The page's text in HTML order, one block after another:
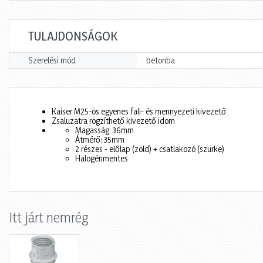
TULAJDONSÁGOK
Szerelési mód betonba
Kaiser M25-ös egyenes fali- és mennyezeti kivezető
Zsaluzatra rögzíthető kivezető idom
Magasság: 36mm
Átmérő: 35mm
2 részes - előlap (zöld) + csatlakozó (szürke)
Halogénmentes
Itt járt nemrég